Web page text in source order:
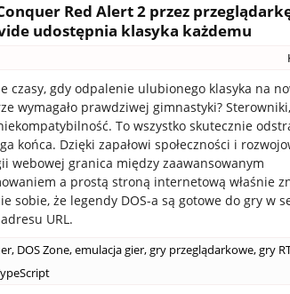
Red Alert 2 przez
udostępnia klasyka każdemu
czasy, gdy odpalenie ulubionego klasyka na
wymagało prawdziwej gimnastyki?
To wszystko skutecznie
końca. Dzięki zapałowi społeczności i
webowej granica między zaawansowanym
a prostą stroną internetową właśnie
sobie, że legendy DOS-a są gotowe do gry w
URL.
, DOS Zone,emulacja gier,gry przeglądarkowe,gry